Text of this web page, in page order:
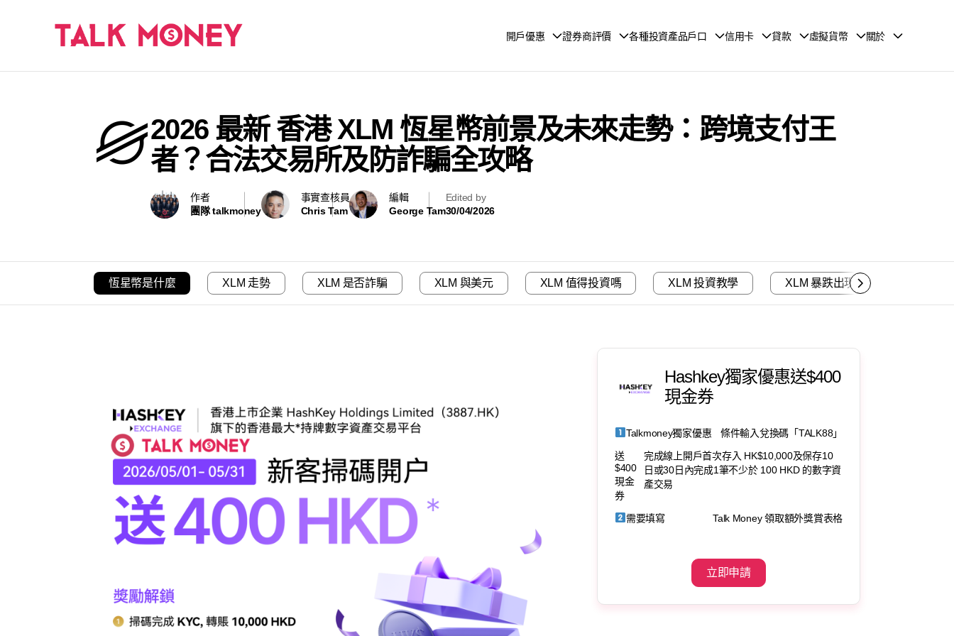
開戶優惠 證券商評價 各種投資產品戶口 信用卡 貸款 虛擬貨幣 關於
2026 最新 香港 XLM 恆星幣前景及未來走勢：跨境支付王
者？合法交易所及防詐騙全攻略
作者
團隊 talkmoney
事實查核員
Chris Tam
編輯
George Tam
Edited by
30/04/2026
恆星幣是什麼 XLM 走勢 XLM 是否詐騙 XLM 與美元 XLM 值得投資嗎 XLM 投資教學 XLM 暴跌出現
Hashkey獨家優惠送$400
現金券
Talkmoney獨家優惠
條件輸入兌換碼「TALK88」
送
$400
現金
券
完成線上開戶首次存入 HK$10,000及保存10
日或30日內完成1筆不少於 100 HKD 的數字資
產交易
需要填寫 Talk Money 領取額外獎賞表格
立即申請